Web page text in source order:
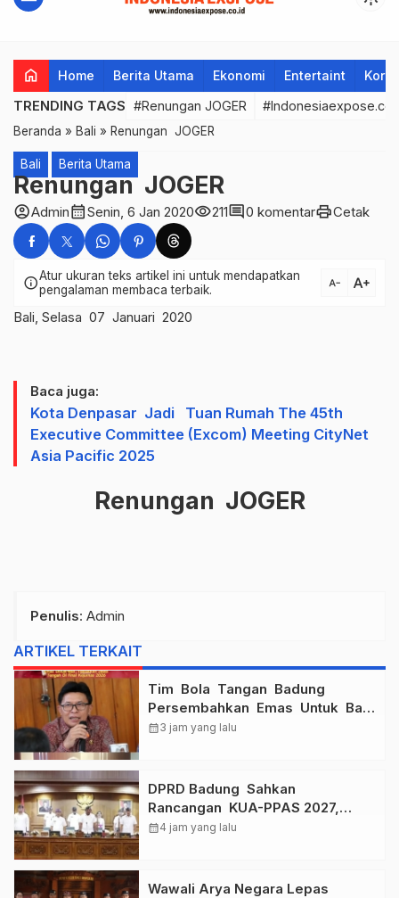
home Home Berita Utama Ekonomi Entertaint
TRENDING TAGS #Renungan JOGER
Beranda » Bali » Renungan JOGER
Bali Berita Utama
Renungan JOGER
account_circleAdmincalendar_monthSenin, 6 Jan 2020visibility211comment0 komentarprintCetak
infoAtur ukuran teks artikel ini untuk mendapatkan
pengalaman membaca terbaik.
text_decrease text_increase
Bali, Selasa 07 Januari 2020
Baca juga:
Kota Denpasar Jadi Tuan Rumah The 45th
Executive Committee (Excom) Meeting CityNet
Asia Pacific 2025
Renungan JOGER
Penulis: Admin
ARTIKEL TERKAIT
Tim Bola Tangan Badung
Persembahkan Emas Untuk Bali
, Taklukkan Jawa Tengah Di
calendar_month3 jam yang lalu
DPRD Badung Sahkan
Rancangan KUA-PPAS 2027,
Anggaran Tembus Lebih Dari
calendar_month4 jam yang lalu
Wawali Arya Negara Lepas